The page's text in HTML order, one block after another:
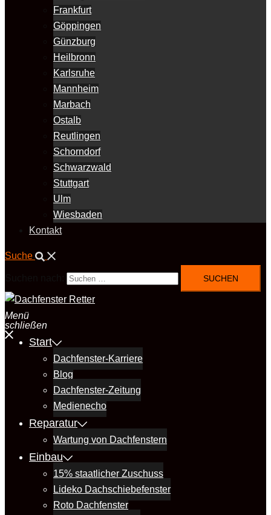
Frankfurt
Göppingen
Günzburg
Heilbronn
Karlsruhe
Mannheim
Marbach
Ostalb
Reutlingen
Schorndorf
Schwarzwald
Stuttgart
Ulm
Wiesbaden
Kontakt
Suche
Menü
schließen
Start
Dachfenster-Karriere
Blog
Dachfenster-Zeitung
Medienecho
Reparatur
Wartung von Dachfenstern
Einbau
15% staatlicher Zuschuss
Lideko Dachschiebefenster
Roto Dachfenster